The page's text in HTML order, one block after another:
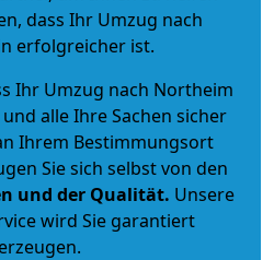
dass Ihr Umzug nach
erfolgreicher ist.
Ihr Umzug nach Northeim
alle Ihre Sachen sicher
Ihrem Bestimmungsort
Sie sich selbst von den
und der Qualität. Unsere
wird Sie garantiert